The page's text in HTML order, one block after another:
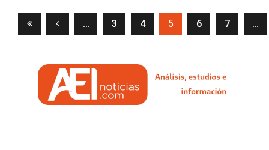
… 3 4 5(current)
6 7 …